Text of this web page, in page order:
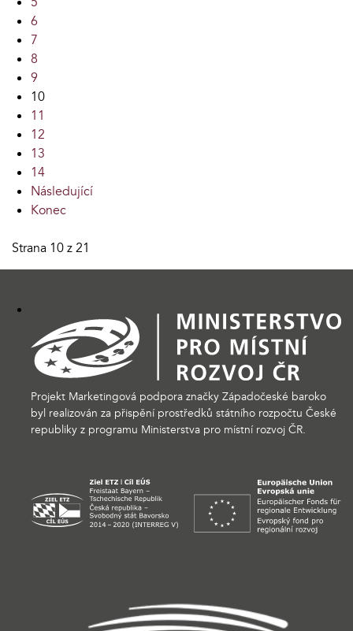
6
7
8
9
10
11
12
13
14
Následující
Konec
Strana 10 z 21
Projekt Marketingová podpora značky Západočeské baroko
byl realizován za přispění prostředků státního rozpočtu České
republiky z programu Ministerstva pro místní rozvoj ČR.